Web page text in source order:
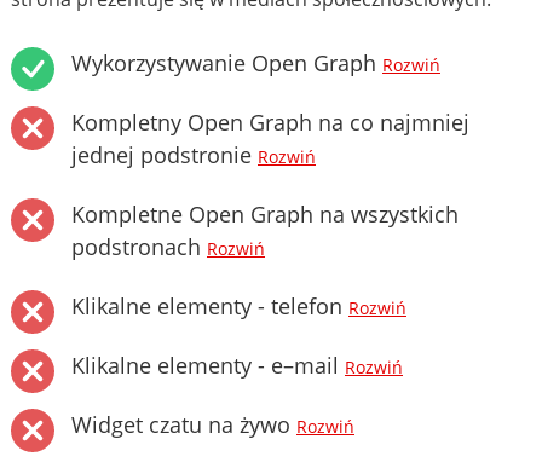
Wykorzystywanie Open Graph Rozwiń
Kompletny Open Graph na co najmniej
jednej podstronie Rozwiń
Kompletne Open Graph na wszystkich
podstronach Rozwiń
Klikalne elementy - telefon Rozwiń
Klikalne elementy - e–mail Rozwiń
Widget czatu na żywo Rozwiń